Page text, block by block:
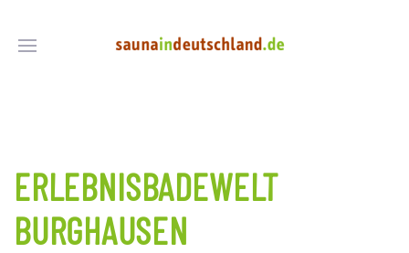
ERLEBNISBADEWELT
BURGHAUSEN